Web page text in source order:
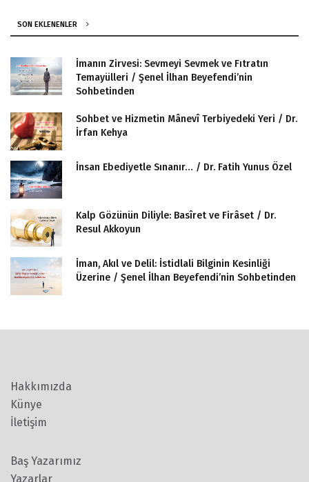
SON EKLENENLER
İmanın Zirvesi: Sevmeyi Sevmek ve Fıtratın
Temayülleri / Şenel İlhan Beyefendi’nin
Sohbetinden
Sohbet ve Hizmetin Mânevî Terbiyedeki Yeri / Dr.
İrfan Kehya
İnsan Ebediyetle Sınanır… / Dr. Fatih Yunus Özel
Kalp Gözünün Diliyle: Basîret ve Firâset / Dr.
Resul Akkoyun
İman, Akıl ve Delil: İstidlali Bilginin Kesinliği
Üzerine / Şenel İlhan Beyefendi’nin Sohbetinden
Hakkımızda
Künye
İletişim
Baş Yazarımız
Yazarlar